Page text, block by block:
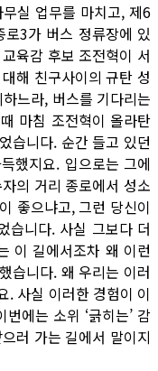
실 업무를 마치고, 제6
3가 버스 정류장에 있
육감 후보 조전혁이 서
해 친구사이의 규탄 성
느라, 버스를 기다리는
마침 조전혁이 올라탄
습니다. 순간 들고 있던
했지요. 입으로는 그에
의 거리 종로에서 성소
좋으냐고, 그런 당신이
습니다. 사실 그보다 더
이 길에서조차 왜 이런
습니다. 왜 우리는 이러
. 사실 이러한 경험이 이
에는 소위 ‘긁히는’ 감
러 가는 길에서 말이지